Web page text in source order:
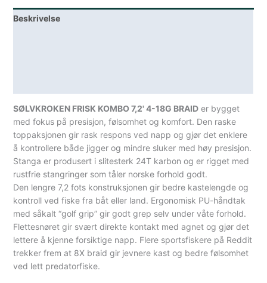
-
18
Beskrivelse
SØLVKROKEN FRISK KOMBO 7,2' 4-18G BRAID er bygget
med fokus på presisjon, følsomhet og komfort. Den raske
toppaksjonen gir rask respons ved napp og gjør det enklere
å kontrollere både jigger og mindre sluker med høy presisjon.
Stanga er produsert i slitesterk 24T karbon og er rigget med
rustfrie stangringer som tåler norske forhold godt.
Den lengre 7,2 fots konstruksjonen gir bedre kastelengde og
kontroll ved fiske fra båt eller land. Ergonomisk PU-håndtak
med såkalt “golf grip” gir godt grep selv under våte forhold.
Flettesnøret gir svært direkte kontakt med agnet og gjør det
lettere å kjenne forsiktige napp. Flere sportsfiskere på Reddit
trekker frem at 8X braid gir jevnere kast og bedre følsomhet
ved lett predatorfiske.